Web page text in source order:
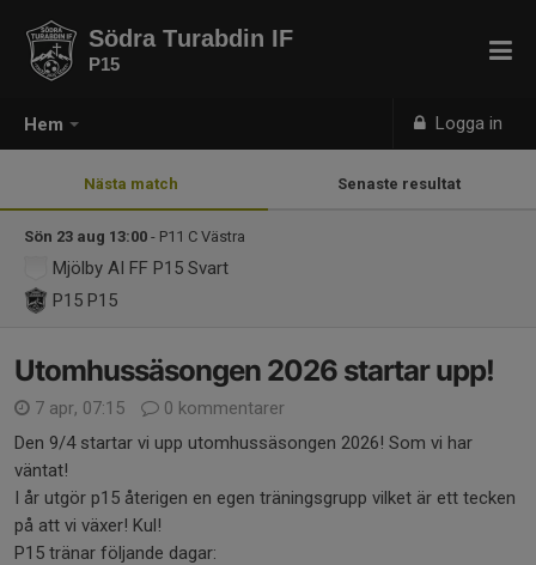
Hem Logga in
Södra Turabdin IF
P15
Nästa match Senaste resultat
Sön 23 aug 13:00 - P11 C Västra
Mjölby AI FF P15 Svart
P15 P15
Utomhussäsongen 2026 startar upp!
7 apr, 07:15
0 kommentarer
Den 9/4 startar vi upp utomhussäsongen 2026! Som vi har
väntat!
I år utgör p15 återigen en egen träningsgrupp vilket är ett tecken
på att vi växer! Kul!
P15 tränar följande dagar: